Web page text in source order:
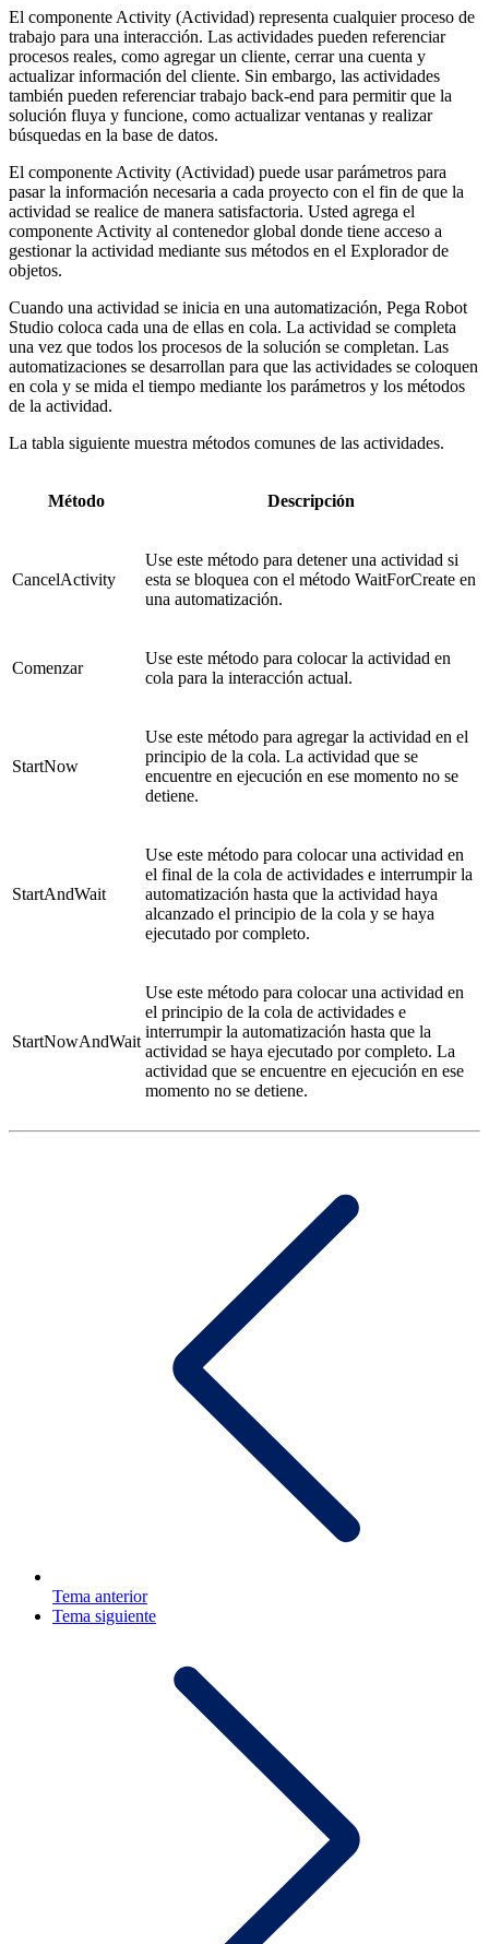
El componente Activity (Actividad) representa cualquier proceso de
trabajo para una interacción. Las actividades pueden referenciar
procesos reales, como agregar un cliente, cerrar una cuenta y
actualizar información del cliente. Sin embargo, las actividades
también pueden referenciar trabajo back-end para permitir que la
solución fluya y funcione, como actualizar ventanas y realizar
búsquedas en la base de datos.
El componente Activity (Actividad) puede usar parámetros para
pasar la información necesaria a cada proyecto con el fin de que la
actividad se realice de manera satisfactoria. Usted agrega el
componente Activity al contenedor global donde tiene acceso a
gestionar la actividad mediante sus métodos en el Explorador de
objetos.
Cuando una actividad se inicia en una automatización, Pega Robot
Studio coloca cada una de ellas en cola. La actividad se completa
una vez que todos los procesos de la solución se completan. Las
automatizaciones se desarrollan para que las actividades se coloquen
en cola y se mida el tiempo mediante los parámetros y los métodos
de la actividad.
La tabla siguiente muestra métodos comunes de las actividades.
Método Descripción
CancelActivity
Use este método para detener una actividad si
esta se bloquea con el método WaitForCreate en
una automatización.
Comenzar
Use este método para colocar la actividad en
cola para la interacción actual.
StartNow
Use este método para agregar la actividad en el
principio de la cola. La actividad que se
encuentre en ejecución en ese momento no se
detiene.
StartAndWait
Use este método para colocar una actividad en
el final de la cola de actividades e interrumpir la
automatización hasta que la actividad haya
alcanzado el principio de la cola y se haya
ejecutado por completo.
StartNowAndWait
Use este método para colocar una actividad en
el principio de la cola de actividades e
interrumpir la automatización hasta que la
actividad se haya ejecutado por completo. La
actividad que se encuentre en ejecución en ese
momento no se detiene.
Tema anterior
Tema siguiente